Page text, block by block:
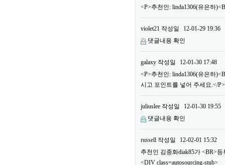
<P>추천인: linda1306(유은하
violet21 작성일
12-01-29 19:36
댓글내용 확인
galaxy 작성일
12-01-30 17:48
<P>추천인: linda1306(유은하
시고 포인트를 넣어 주세요.</P>
juliuslee 작성일
12-01-30 19:55
댓글내용 확인
russell 작성일
12-02-01 15:32
추천인 김종화diak85가 <BR>
<DIV class=autosourcing-stub>